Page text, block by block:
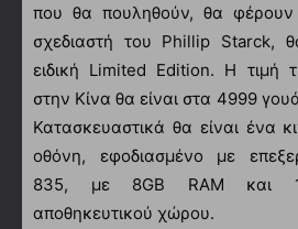
που θα πουληθούν, θα
σχεδιαστή του Phillip Starck,
ειδική Limited Edition. H τιμή
στην Κίνα θα είναι στα 4999
Κατασκευαστικά θα είναι ένα
οθόνη, εφοδιασμένο με
835, με 8GB RAM και
αποθηκευτικού χώρου.